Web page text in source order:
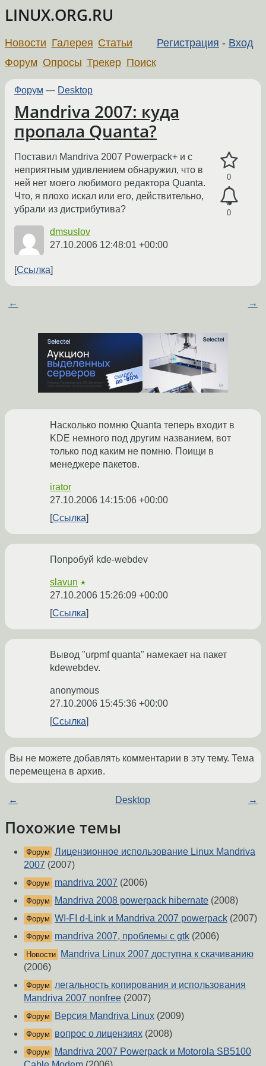
LINUX.ORG.RU
Регистрация - Вход
Новости Галерея Статьи
Форум Опросы Трекер Поиск
Форум — Desktop
Mandriva 2007: куда
пропала Quanta?
0
0
Поставил Mandriva 2007 Powerpack+ и с
неприятным удивлением обнаружил, что в
ней нет моего любимого редактора Quanta.
Что, я плохо искал или его, действительно,
убрали из дистрибутива?
dmsuslov
27.10.2006 12:48:01 +00:00
Ссылка
← →
Насколько помню Quanta теперь входит в
KDE немного под другим названием, вот
только под каким не помню. Поищи в
менеджере пакетов.
irator
27.10.2006 14:15:06 +00:00
Ссылка
Попробуй kde-webdev
slavun ★
27.10.2006 15:26:09 +00:00
Ссылка
Вывод "urpmf quanta" намекает на пакет
kdewebdev.
anonymous
27.10.2006 15:45:36 +00:00
Ссылка
Вы не можете добавлять комментарии в эту тему. Тема
перемещена в архив.
← Desktop →
Похожие темы
Форум Лицензионное использование Linux Mandriva
2007 (2007)
Форум mandriva 2007 (2006)
Форум Mandriva 2008 powerpack hibernate (2008)
Форум WI-FI d-Link и Mandriva 2007 powerpack (2007)
Форум mandriva 2007, проблемы с gtk (2006)
Новости
Mandriva Linux 2007 доступна к скачиванию
(2006)
Форум
легальность копирования и использования
Mandriva 2007 nonfree (2007)
Форум Версия Mandriva Linux (2009)
Форум вопрос о лицензиях (2008)
Форум
Mandriva 2007 Powerpack и Motorola SB5100